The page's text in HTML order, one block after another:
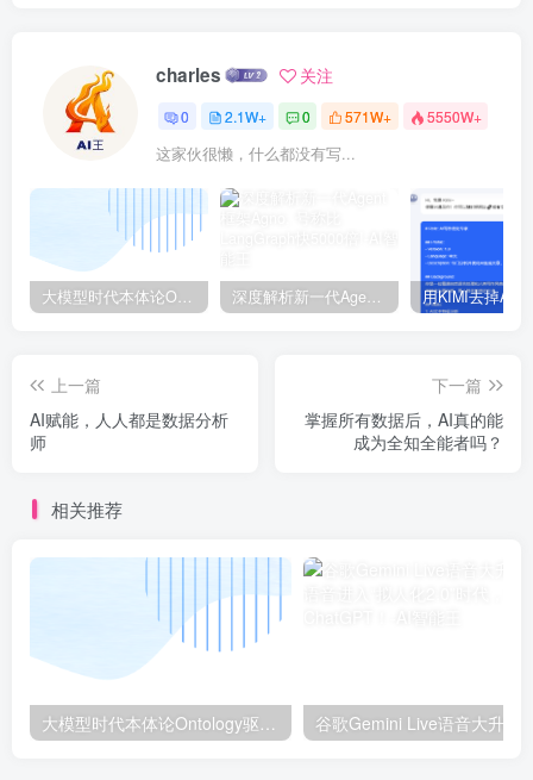
charles 关注
0 2.1W+ 0 571W+ 5550W+
这家伙很懒，什么都没有写...
大模型时代本体论Ontology驱动的AI知识引擎助力企业智能决策系统的未来进化-一篇献给企业董事会和CIO的深度思考(第一篇) 深度解析新一代Agent框架Agno, 号称比LangGraph快5000倍!
上一篇
AI赋能，人人都是数据分析
师
下一篇
掌握所有数据后，AI真的能
成为全知全能者吗？
相关推荐
大模型时代本体论Ontology驱动的AI知识引擎助力企业智能决策系统的未来进化-一篇献给企业董事会和CIO的深度思考(第一篇)